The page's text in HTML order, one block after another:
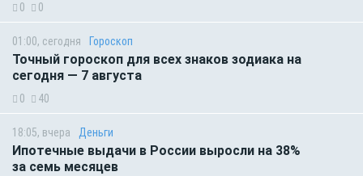
0 0
01:00, сегодня Гороскоп
Точный гороскоп для всех знаков зодиака на
сегодня — 7 августа
0 40
18:05, вчера Деньги
Ипотечные выдачи в России выросли на 38%
за семь месяцев